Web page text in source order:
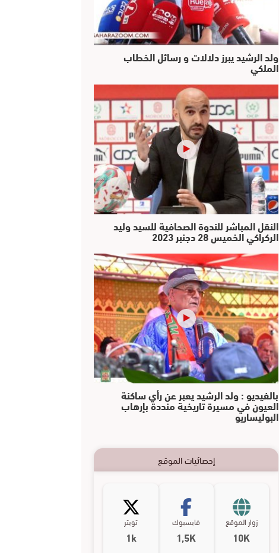
ولد الرشيد يبرز دلالات و رسائل الخطاب
الملكي
النقل المباشر للندوة الصحافية للسيد وليد
الركراكي الخميس 28 دجنبر 2023
بالفيديو : ولد الرشيد يعبر عن رأي ساكنة
العيون في مسيرة تاريخية منددة بإرهاب
البوليساريو
إحصائيات الموقع
زوار الموقع
10K
فايسبوك
1,5K
تويتر
1k